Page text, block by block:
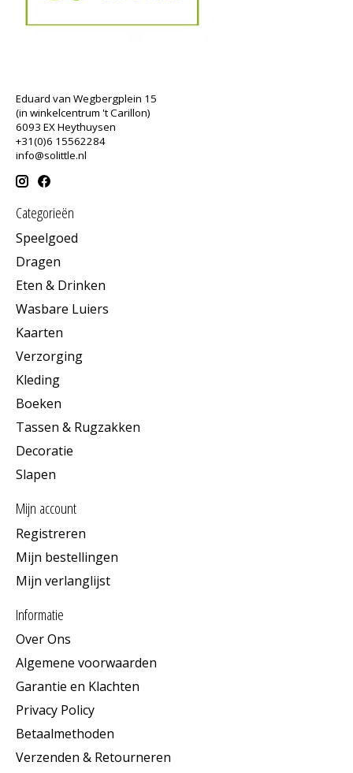
Eduard van Wegbergplein 15
(in winkelcentrum 't Carillon)
6093 EX Heythuysen
+31(0)6 15562284
info@solittle.nl
Categorieën
Speelgoed
Dragen
Eten & Drinken
Wasbare Luiers
Kaarten
Verzorging
Kleding
Boeken
Tassen & Rugzakken
Decoratie
Slapen
Mijn account
Registreren
Mijn bestellingen
Mijn verlanglijst
Informatie
Over Ons
Algemene voorwaarden
Garantie en Klachten
Privacy Policy
Betaalmethoden
Verzenden & Retourneren